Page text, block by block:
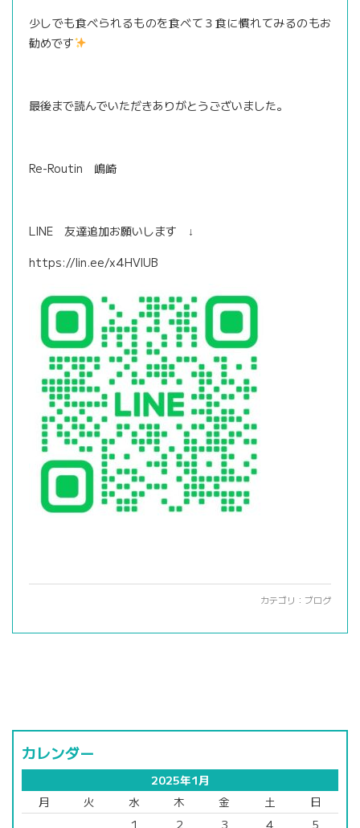
少しでも食べられるものを食べて３食に慣れてみるのもお
勧めです
最後まで読んでいただきありがとうございました。
Re-Routin 嶋崎
LINE 友達追加お願いします ↓
https://lin.ee/x4HVlUB
カテゴリ： ブログ
カレンダー
2025年1月
月
火 水 木 金 土 日
1 2 3 4
5